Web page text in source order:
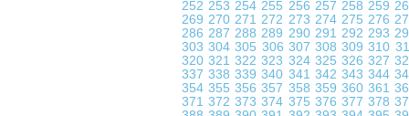
252253254255 256 257 258 259
269270271272 273 274 275 276
286287288289 290 291 292 293
303304305 306 307 308309310
320321322323 324 325 326 327
337338339340 341 342 343 344
354355356357 358 359 360 361
371372373374 375 376 377 378